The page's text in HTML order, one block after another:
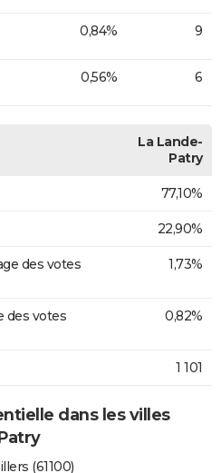
0,84% 9
0,56% 6
La Lande-
Patry
77,10%
22,90%
des votes
1,73%
des votes
0,82%
1 101
dans les villes
(61100)